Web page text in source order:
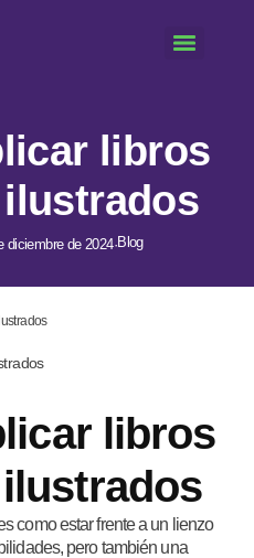
libros
diciembre de 2024·Blog
libros
como estar frente a un lienzo
pero también una